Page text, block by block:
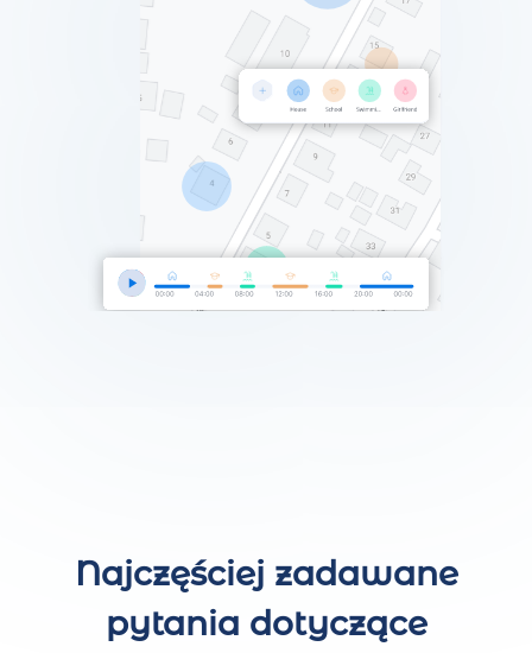
Najczęściej zadawane
pytania dotyczące